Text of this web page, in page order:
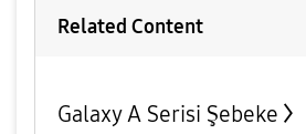
Related Content
Galaxy A Serisi Şebeke